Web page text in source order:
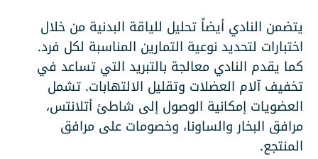
يتضمن النادي أيضاً تحليل للياقة البدنية من خلال
اختبارات لتحديد نوعية التمارين المناسبة لكل فرد.
كما يقدم النادي معالجة بالتبريد التي تساعد في
تخفيف آلام العضلات وتقليل الالتهابات. تشمل
العضويات إمكانية الوصول إلى شاطئ أتلانتس،
مرافق البخار والساونا، وخصومات على مرافق
المنتجع.